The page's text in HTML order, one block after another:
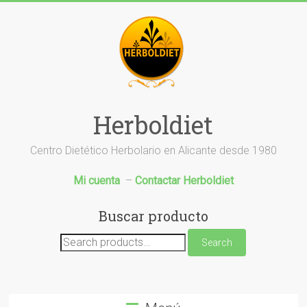
Herboldiet
Centro Dietético Herbolario en Alicante desde 1980
Mi cuenta – Contactar Herboldiet
Buscar producto
Search
for:
Search